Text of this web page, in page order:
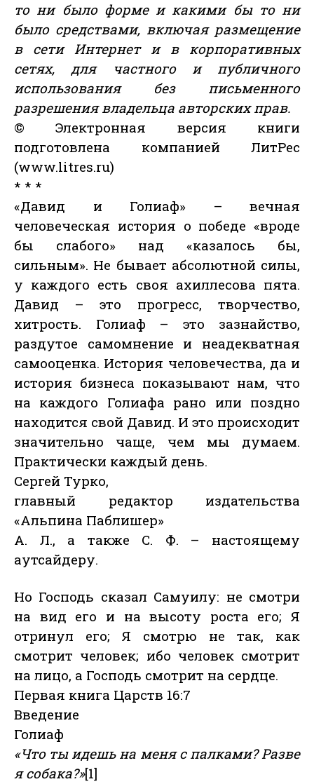
то ни было форме и какими бы то ни
было средствами, включая размещение
в сети Интернет и в корпоративных
сетях, для частного и публичного
использования без письменного
разрешения владельца авторских прав.
© Электронная версия книги
подготовлена компанией ЛитРес
(www.litres.ru)
* * *
«Давид и Голиаф» – вечная
человеческая история о победе «вроде
бы слабого» над «казалось бы,
сильным». Не бывает абсолютной силы,
у каждого есть своя ахиллесова пята.
Давид – это прогресс, творчество,
хитрость. Голиаф – это зазнайство,
раздутое самомнение и неадекватная
самооценка. История человечества, да и
история бизнеса показывают нам, что
на каждого Голиафа рано или поздно
находится свой Давид. И это происходит
значительно чаще, чем мы думаем.
Практически каждый день.
Сергей Турко,
главный редактор издательства
«Альпина Паблишер»
А. Л., а также С. Ф. – настоящему
аутсайдеру.
Но Господь сказал Самуилу: не смотри
на вид его и на высоту роста его; Я
отринул его; Я смотрю не так, как
смотрит человек; ибо человек смотрит
на лицо, а Господь смотрит на сердце.
Первая книга Царств 16:7
Введение
Голиаф
«Что ты идешь на меня с палками? Разве
я собака?»[1]